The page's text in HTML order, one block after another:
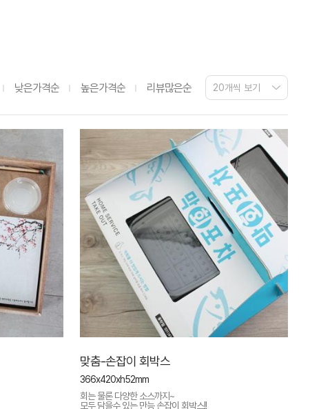
낮은가격순 높은가격순 리뷰많은순
맞춤-손잡이 회박스
366x420xh52mm
회는 물론 다양한 소스까지~
모두 담을수 있는 만능 손잡이 회박스!!